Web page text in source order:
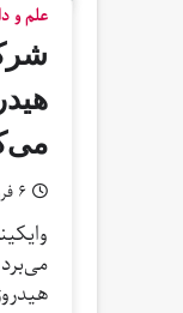
علم و
۶ فروردین, ۱۴۰۵